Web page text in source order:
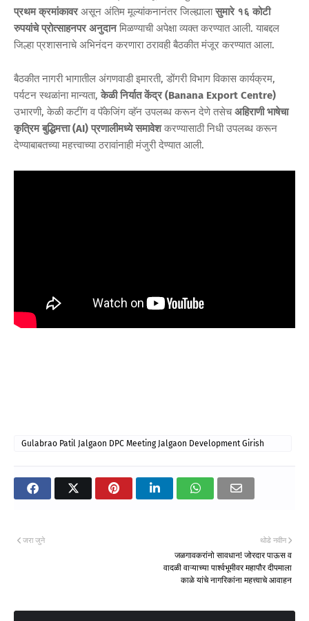
प्रथम क्रमांकावरअसून अंतिम मूल्यांकनानंतर जिल्ह्यालासुमारे १६ कोटी
रुपयांचे प्रोत्साहनपर अनुदानमिळण्याची अपेक्षा व्यक्त करण्यात आली. याबद्दल
जिल्हा प्रशासनाचे अभिनंदन करणारा ठरावही बैठकीत मंजूर करण्यात आला.
बैठकीत नागरी भागातील अंगणवाडी इमारती, डोंगरी विभाग विकास कार्यक्रम,
पर्यटन स्थळांना मान्यता, केळी निर्यात केंद्र (Banana Export Centre)
उभारणी, केळी कटींग व पॅकेजिंग व्हॅन उपलब्ध करून देणे तसेचअहिराणी भाषेचा
कृत्रिम बुद्धिमत्ता (AI) प्रणालीमध्ये समावेशकरण्यासाठी निधी उपलब्ध करून
देण्याबाबतच्या महत्त्वाच्या ठरावांनाही मंजुरी देण्यात आली.
Gulabrao Patil Jalgaon DPC Meeting Jalgaon Development Girish
थोडे नवीन
जळगावकरांनो सावधान! जोरदार पाऊस व
वादळी वाऱ्याच्या पार्श्वभूमीवर महापौर दीपमाला
काळे यांचे नागरिकांना महत्त्वाचे आवाहन
जरा जुने